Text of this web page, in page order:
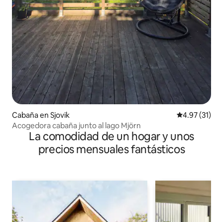
Cabaña en Sjovik Calificación
4.97 (31)
Acogedora cabaña junto al lago Mjörn
La comodidad de un hogar y unos
precios mensuales fantásticos